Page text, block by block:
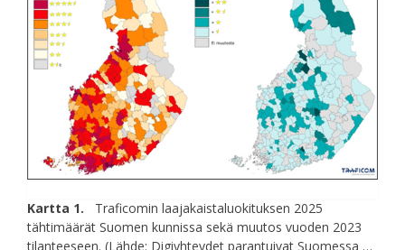
Kartta 1. Traficomin laajakaistaluokituksen 2025
tähtimäärät Suomen kunnissa sekä muutos vuoden 2023
tilanteeseen. (Lähde: Digiyhteydet parantuivat Suomessa …